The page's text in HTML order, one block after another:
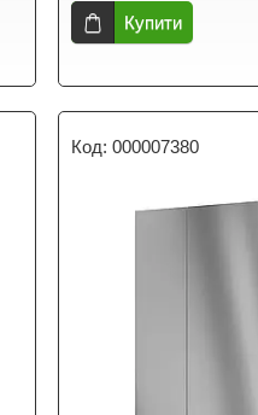
Купити
000007380